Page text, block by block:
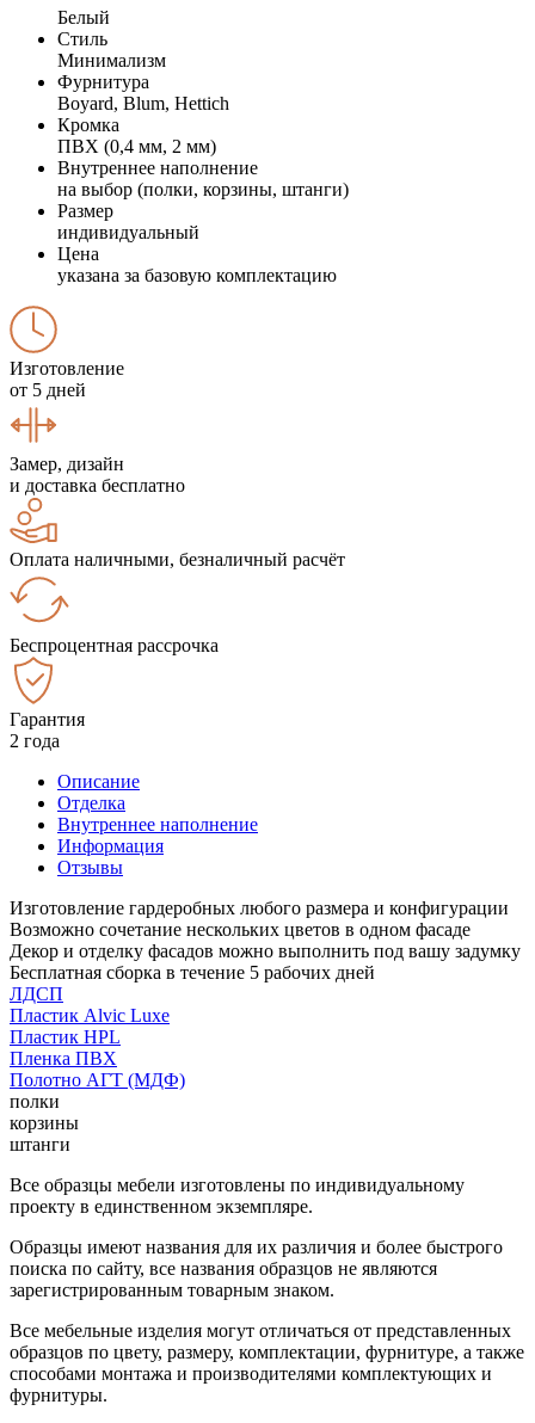
Белый
Стиль
Минимализм
Фурнитура
Boyard, Blum, Hettich
Кромка
ПВХ (0,4 мм, 2 мм)
Внутреннее наполнение
на выбор (полки, корзины, штанги)
Размер
индивидуальный
Цена
указана за базовую комплектацию
Изготовление
от 5 дней
Замер, дизайн
и доставка бесплатно
Оплата наличными, безналичный расчёт
Беспроцентная рассрочка
Гарантия
2 года
Описание
Отделка
Внутреннее наполнение
Информация
Отзывы
Изготовление гардеробных любого размера и конфигурации
Возможно сочетание нескольких цветов в одном фасаде
Декор и отделку фасадов можно выполнить под вашу задумку
Бесплатная сборка в течение 5 рабочих дней
ЛДСП
Пластик Alvic Luxe
Пластик HPL
Пленка ПВХ
Полотно АГТ (МДФ)
полки
корзины
штанги
Все образцы мебели изготовлены по индивидуальному
проекту в единственном экземпляре.
Образцы имеют названия для их различия и более быстрого
поиска по сайту, все названия образцов не являются
зарегистрированным товарным знаком.
Все мебельные изделия могут отличаться от представленных
образцов по цвету, размеру, комплектации, фурнитуре, а также
способами монтажа и производителями комплектующих и
фурнитуры.